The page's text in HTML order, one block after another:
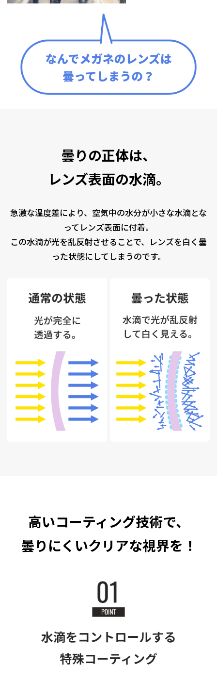
曇りの正体は、
レンズ表面の水滴。
急激な温度差により、空気中の水分が小さな水滴とな
ってレンズ表面に付着。
この水滴が光を乱反射させることで、レンズを白く曇
った状態にしてしまうのです。
高いコーティング技術で、
曇りにくいクリアな視界を！